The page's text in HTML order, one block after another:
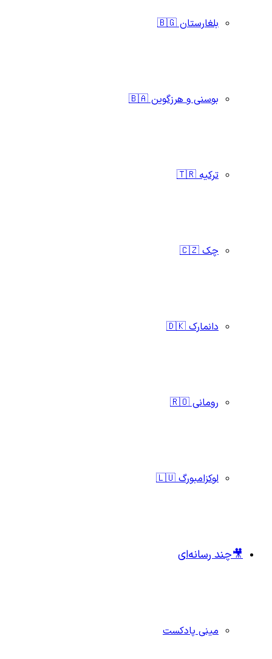
بلغارستان 🇧🇬
بوسنی و هرزگوین 🇧🇦
ترکیه 🇹🇷
چک 🇨🇿
دانمارک 🇩🇰
رومانی 🇷🇴
لوکزامبورگ 🇱🇺
🎥چند رسانه‌ای
مینی پادکست